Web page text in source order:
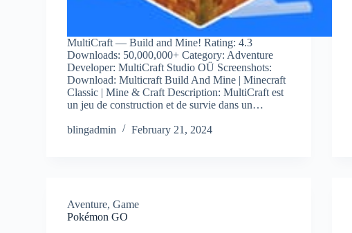
MultiCraft — Build and Mine! Rating: 4.3
Downloads: 50,000,000+ Category: Adventure
Developer: MultiCraft Studio OÜ Screenshots:
Download: Multicraft Build And Mine | Minecraft
Classic | Mine & Craft Description: MultiCraft est
un jeu de construction et de survie dans un…
blingadmin February 21, 2024
Aventure,Game
Pokémon GO